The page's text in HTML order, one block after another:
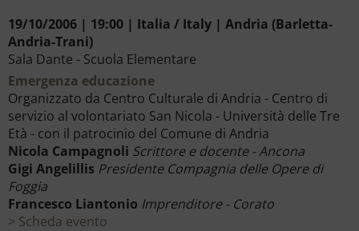
19/10/2006 | 19:00 | Italia / Italy | Andria (Barletta-
Andria-Trani)
Sala Dante - Scuola Elementare
Emergenza educazione
Organizzato da Centro Culturale di Andria - Centro di
servizio al volontariato San Nicola - Università delle Tre
Età - con il patrocinio del Comune di Andria
Nicola Campagnoli Scrittore e docente - Ancona
Gigi Angelillis Presidente Compagnia delle Opere di
Foggia
Francesco Liantonio Imprenditore - Corato
Scheda evento